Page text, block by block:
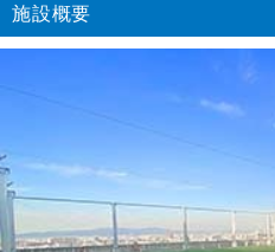
施設概要